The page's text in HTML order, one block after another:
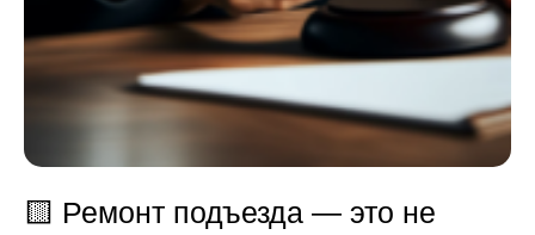
🟨 Ремонт подъезда — это не